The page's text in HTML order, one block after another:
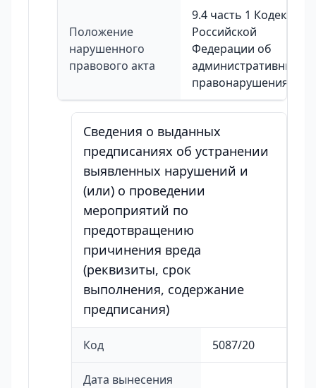
Положение
нарушенного
правового акта
9.4 часть 1 Кодекса
Российской
Федерации об
административных
правонарушениях
Сведения о выданных
предписаниях об устранении
выявленных нарушений и
(или) о проведении
мероприятий по
предотвращению
причинения вреда
(реквизиты, срок
выполнения, содержание
предписания)
Код 5087/20
Дата вынесения